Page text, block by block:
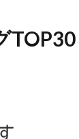
TOP30